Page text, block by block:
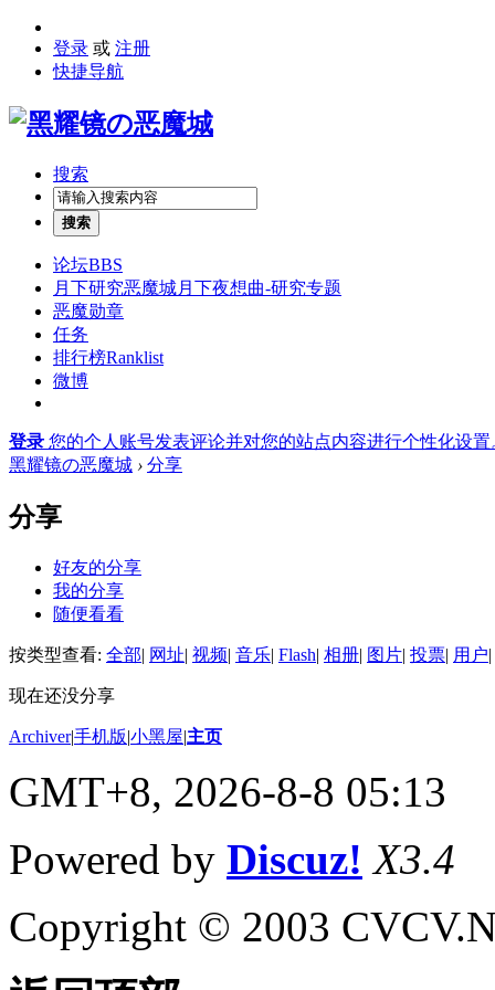
登录 或 注册
快捷导航
搜索
搜索
论坛BBS
月下研究恶魔城月下夜想曲-研究专题
恶魔勋章
任务
排行榜Ranklist
微博
登录 您的个人账号发表评论并对您的站点内容进行个性化设置
黑耀镜の恶魔城 › 分享
分享
好友的分享
我的分享
随便看看
按类型查看: 全部| 网址| 视频| 音乐| Flash| 相册| 图片| 投票| 用户|
现在还没分享
Archiver|手机版|小黑屋|主页
GMT+8, 2026-8-8 05:13
Powered by Discuz! X3.4
Copyright © 2003